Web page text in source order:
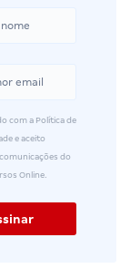
com a Política de
e aceito
do
Online.